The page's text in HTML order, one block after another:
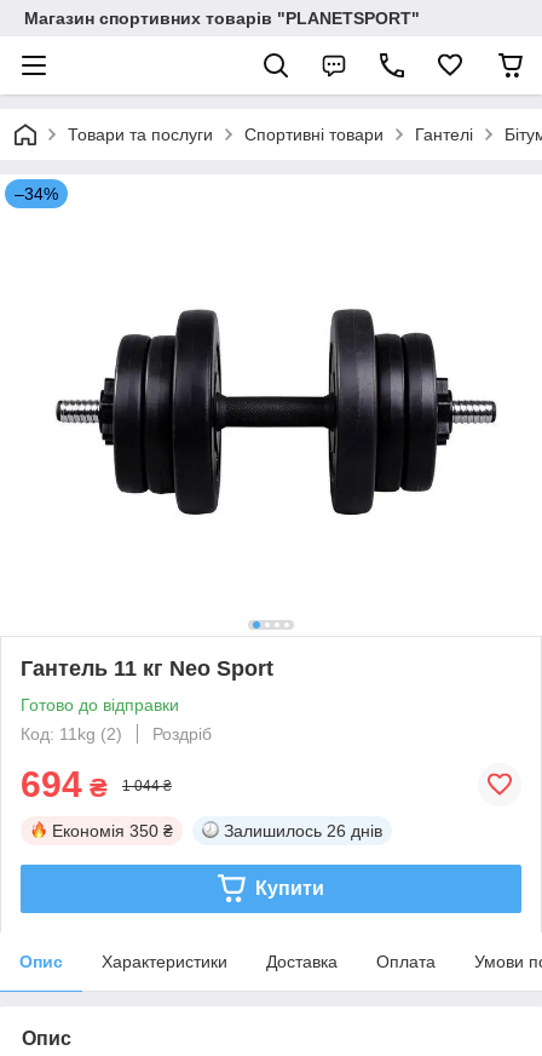
Магазин спортивних товарів "PLANETSPORT"
Товари та послуги Спортивні товари Гантелі
–34%
Гантель 11 кг Neo Sport
Готово до відправки
Код: 11kg (2)
Роздріб
694 ₴ 1 044 ₴
Економія 350 ₴ Залишилось 26 днів
Купити
Опис Характеристики Доставка Оплата Умови
Опис